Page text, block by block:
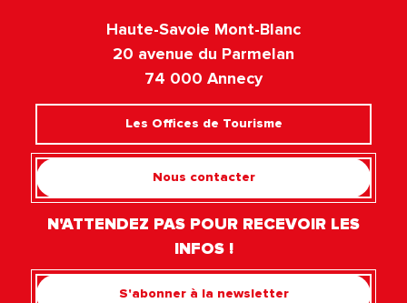
Haute-Savoie Mont-Blanc
20 avenue du Parmelan
74 000 Annecy
Les Offices de Tourisme
Nous contacter
N'ATTENDEZ PAS POUR RECEVOIR LES
INFOS !
S'abonner à la newsletter